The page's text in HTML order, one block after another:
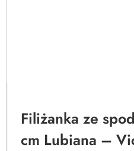
Filiżanka ze
cm Lubiana –